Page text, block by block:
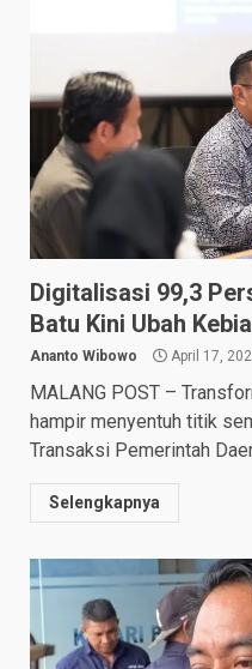
Digitalisasi 99,3
Batu Kini Ubah
Ananto Wibowo April 17,
MALANG POST –
hampir menyentuh titik
Transaksi Pemerintah
Selengkapnya